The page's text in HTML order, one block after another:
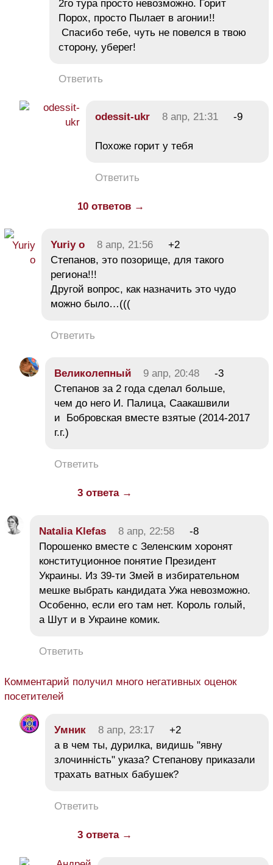
2го тура просто невозможно. Горит
Порох, просто Пылает в агонии!!
Спасибо тебе, чуть не повелся в твою
сторону, уберег!
Ответить
odessit-ukr 8 апр, 21:31 -9
Похоже горит у тебя
Ответить
10 ответов →
Yuriy o 8 апр, 21:56
+2
Степанов, это позорище, для такого
региона!!!
Другой вопрос, как назначить это чудо
можно было…(((
Ответить
Великолепный 9 апр, 20:48
-3
Степанов за 2 года сделал больше,
чем до него И. Палица, Саакашвили
и Бобровская вместе взятые (2014-2017
г.г.)
Ответить
3 ответа →
Natalia Klefas 8 апр, 22:58
-8
Порошенко вместе с Зеленским хоронят
конституционное понятие Президент
Украины. Из 39-ти Змей в избирательном
мешке выбрать кандидата Ужа невозможно.
Особенно, если его там нет. Король голый,
а Шут и в Украине комик.
Ответить
Комментарий получил много негативных оценок
посетителей
Умник 8 апр, 23:17
+2
а в чем ты, дурилка, видишь "явну
злочинність" указа? Степанову приказали
трахать ватных бабушек?
Ответить
3 ответа →